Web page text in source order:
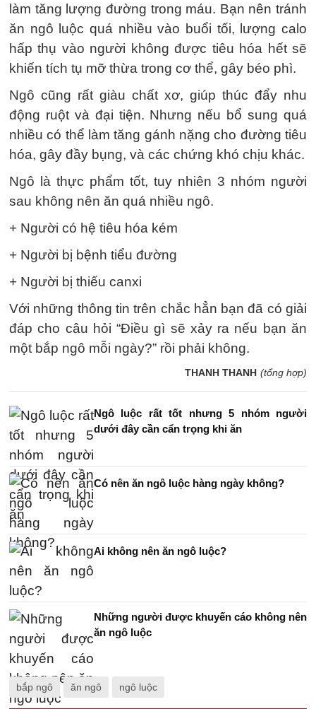
làm tăng lượng đường trong máu. Bạn nên tránh
ăn ngô luộc quá nhiều vào buổi tối, lượng calo
hấp thụ vào người không được tiêu hóa hết sẽ
khiến tích tụ mỡ thừa trong cơ thể, gây béo phì.
Ngô cũng rất giàu chất xơ, giúp thúc đẩy nhu
động ruột và đại tiện. Nhưng nếu bổ sung quá
nhiều có thể làm tăng gánh nặng cho đường tiêu
hóa, gây đầy bụng, và các chứng khó chịu khác.
Ngô là thực phẩm tốt, tuy nhiên 3 nhóm người
sau không nên ăn quá nhiều ngô.
+ Người có hệ tiêu hóa kém
+ Người bị bệnh tiểu đường
+ Người bị thiếu canxi
Với những thông tin trên chắc hẳn bạn đã có giải
đáp cho câu hỏi “Điều gì sẽ xảy ra nếu bạn ăn
một bắp ngô mỗi ngày?” rồi phải không.
THANH THANH (tổng hợp)
Ngô luộc rất tốt nhưng 5 nhóm người
dưới đây cần cẩn trọng khi ăn
Có nên ăn ngô luộc hàng ngày không?
Ai không nên ăn ngô luộc?
Những người được khuyến cáo không nên
ăn ngô luộc
bắp ngô ăn ngô ngô luộc